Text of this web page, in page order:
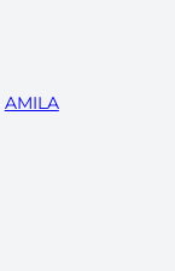
AMILA